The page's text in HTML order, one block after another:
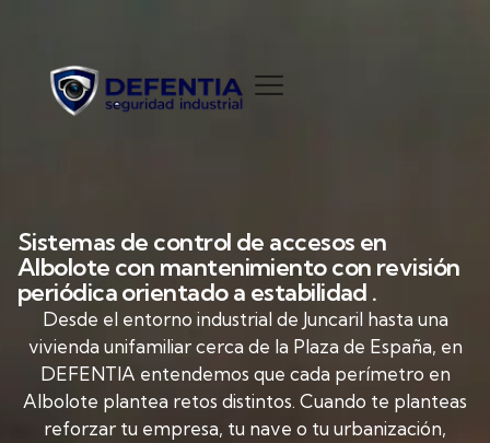
Sistemas de control de accesos en
Albolote con mantenimiento con revisión
periódica orientado a estabilidad .
Desde el entorno industrial de Juncaril hasta una
vivienda unifamiliar cerca de la Plaza de España, en
DEFENTIA entendemos que cada perímetro en
Albolote plantea retos distintos. Cuando te planteas
reforzar tu empresa, tu nave o tu urbanización,